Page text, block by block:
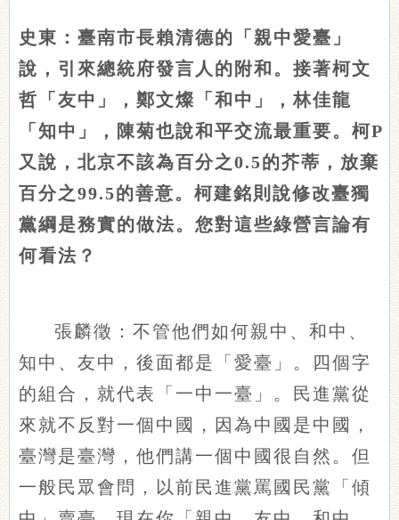
史東：臺南市長賴清德的「親中愛臺」
說，引來總統府發言人的附和。接著柯文
哲「友中」，鄭文燦「和中」，林佳龍
「知中」，陳菊也說和平交流最重要。柯P
又說，北京不該為百分之0.5的芥蒂，放棄
百分之99.5的善意。柯建銘則說修改臺獨
黨綱是務實的做法。您對這些綠營言論有
何看法？
張麟徵：不管他們如何親中、和中、
知中、友中，後面都是「愛臺」。四個字
的組合，就代表「一中一臺」。民進黨從
來就不反對一個中國，因為中國是中國，
臺灣是臺灣，他們講一個中國很自然。但
一般民眾會問，以前民進黨罵國民黨「傾